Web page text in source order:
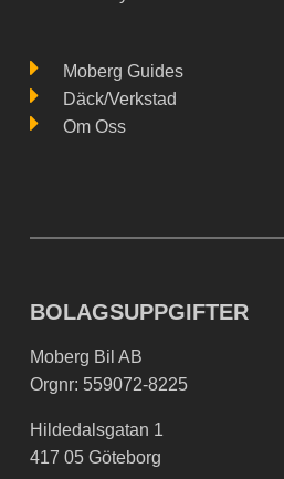
Moberg Guides
Däck/Verkstad
Om Oss
BOLAGSUPPGIFTER
Moberg Bil AB
Orgnr: 559072-8225
Hildedalsgatan 1
417 05 Göteborg